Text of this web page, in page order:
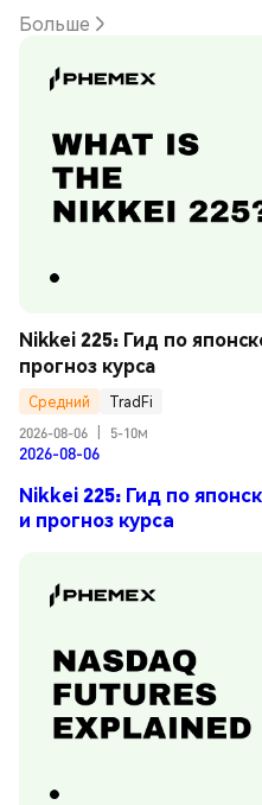
Больше
Nikkei 225: Гид по
прогноз курса
Средний
TradFi
2026-08-06
5-10м
2026-08-06
Nikkei 225: Гид по
и прогноз курса